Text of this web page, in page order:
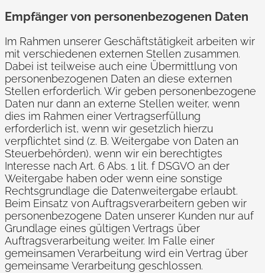
Empfänger von personenbezogenen Daten
Im Rahmen unserer Geschäftstätigkeit arbeiten wir
mit verschiedenen externen Stellen zusammen.
Dabei ist teilweise auch eine Übermittlung von
personenbezogenen Daten an diese externen
Stellen erforderlich. Wir geben personenbezogene
Daten nur dann an externe Stellen weiter, wenn
dies im Rahmen einer Vertragserfüllung
erforderlich ist, wenn wir gesetzlich hierzu
verpflichtet sind (z. B. Weitergabe von Daten an
Steuerbehörden), wenn wir ein berechtigtes
Interesse nach Art. 6 Abs. 1 lit. f DSGVO an der
Weitergabe haben oder wenn eine sonstige
Rechtsgrundlage die Datenweitergabe erlaubt.
Beim Einsatz von Auftragsverarbeitern geben wir
personenbezogene Daten unserer Kunden nur auf
Grundlage eines gültigen Vertrags über
Auftragsverarbeitung weiter. Im Falle einer
gemeinsamen Verarbeitung wird ein Vertrag über
gemeinsame Verarbeitung geschlossen.